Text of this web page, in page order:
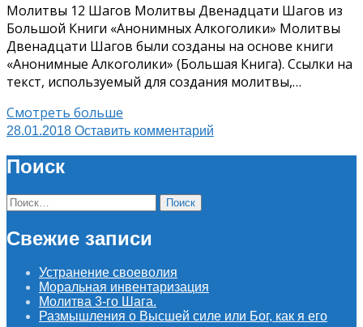
Молитвы 12 Шагов Молитвы Двенадцати Шагов из
Большой Книги «Анонимных Алкоголики» Молитвы
Двенадцати Шагов были созданы на основе книги
«Анонимные Алкоголики» (Большая Книга). Ссылки на
текст, используемый для создания молитвы,…
Смотреть больше
28.01.2018 Оставить комментарий
Поиск
Найти:
Свежие записи
Устранение своеволия
Моральная инвентаризация
Молитва 3-го Шага.
Размышления о Высшей силе или Бог, как я его